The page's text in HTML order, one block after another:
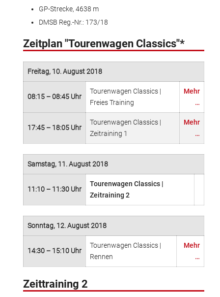
GP-Strecke, 4638 m
DMSB Reg.-Nr.: 173/18
Zeitplan "Tourenwagen Classics"*
Freitag, 10. August 2018
08:15 – 08:45 Uhr
Tourenwagen Classics |
Freies Training
Mehr
…
17:45 – 18:05 Uhr
Tourenwagen Classics |
Zeitraining 1
Mehr
…
Samstag, 11. August 2018
11:10 – 11:30 Uhr
Tourenwagen Classics |
Zeitraining 2
Sonntag, 12. August 2018
14:30 – 15:10 Uhr
Tourenwagen Classics |
Rennen
Mehr
…
Zeittraining 2